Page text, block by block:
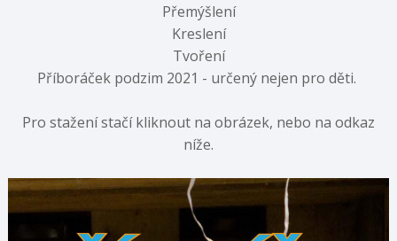
Přemýšlení
Kreslení
Tvoření
Příboráček podzim 2021 - určený nejen pro děti.
Pro stažení stačí kliknout na obrázek, nebo na odkaz
níže.